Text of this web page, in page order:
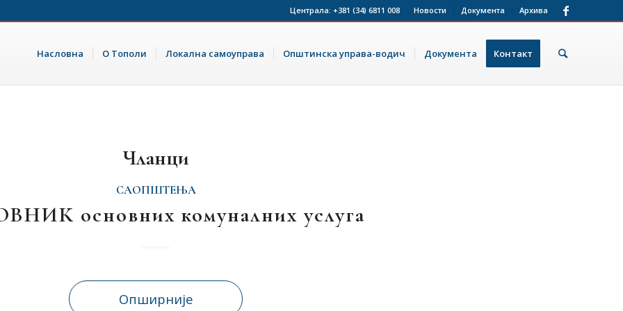
Новости Документа Архива
Централа: +381 (34) 6811 008
Насловна О Тополи Локална самоуправа Општинска управа-водич Документа Контакт
Чланци
САОПШТЕЊА
основних комуналних услуга
Опширније